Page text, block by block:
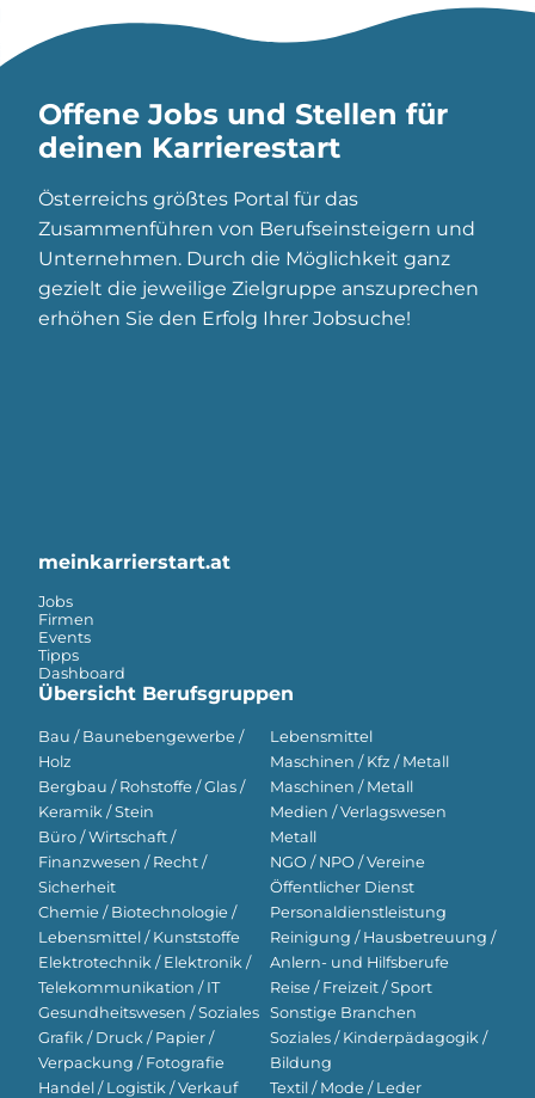
Offene Jobs und Stellen für
deinen Karrierestart
Österreichs größtes Portal für das
Zusammenführen von Berufseinsteigern und
Unternehmen. Durch die Möglichkeit ganz
gezielt die jeweilige Zielgruppe anszuprechen
erhöhen Sie den Erfolg Ihrer Jobsuche!
meinkarrierstart.at
Jobs
Firmen
Events
Tipps
Dashboard
Übersicht Berufsgruppen
Bau / Baunebengewerbe /
Holz
Bergbau / Rohstoffe / Glas /
Keramik / Stein
Büro / Wirtschaft /
Finanzwesen / Recht /
Sicherheit
Chemie / Biotechnologie /
Lebensmittel / Kunststoffe
Elektrotechnik / Elektronik /
Telekommunikation / IT
Gesundheitswesen / Soziales
Grafik / Druck / Papier /
Verpackung / Fotografie
Handel / Logistik / Verkauf
Lebensmittel
Maschinen / Kfz / Metall
Maschinen / Metall
Medien / Verlagswesen
Metall
NGO / NPO / Vereine
Öffentlicher Dienst
Personaldienstleistung
Reinigung / Hausbetreuung /
Anlern- und Hilfsberufe
Reise / Freizeit / Sport
Sonstige Branchen
Soziales / Kinderpädagogik /
Bildung
Textil / Mode / Leder